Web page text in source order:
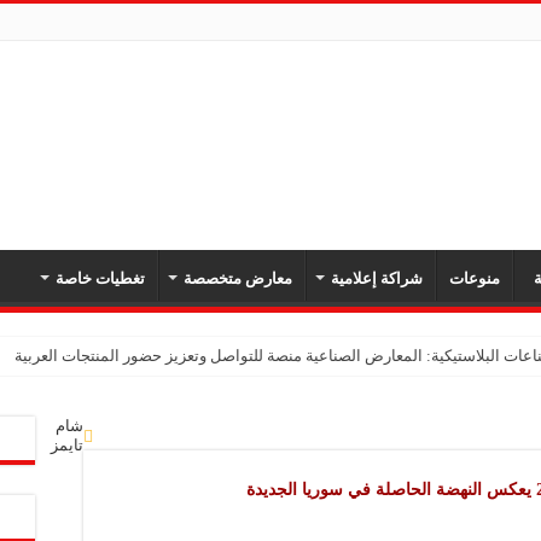
منوعات شراكة إعلامية معارض متخصصة تغطيات خاصة
البلاستيكية: المعارض الصناعية منصة للتواصل وتعزيز حضور المنتجات العربية
شام
تايمز